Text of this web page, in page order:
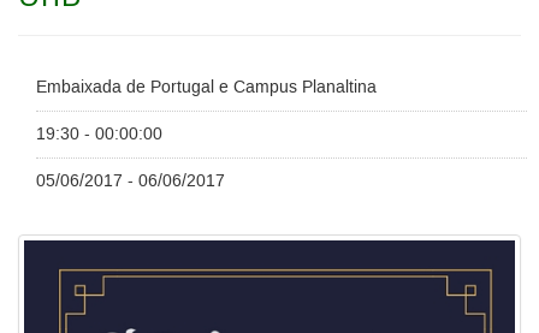
Embaixada de Portugal e Campus Planaltina
19:30 - 00:00:00
05/06/2017 - 06/06/2017